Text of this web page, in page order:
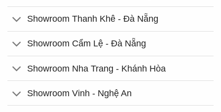
Showroom Thanh Khê - Đà Nẵng
Showroom Cẩm Lệ - Đà Nẵng
Showroom Nha Trang - Khánh Hòa
Showroom Vinh - Nghệ An